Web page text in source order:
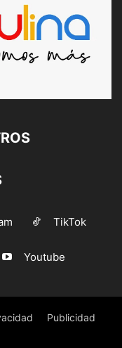
TikTok
Youtube
Publicidad